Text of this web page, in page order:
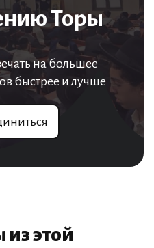
Торы
на большее
быстрее и лучше
этой